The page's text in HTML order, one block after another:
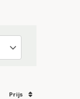
Prijs